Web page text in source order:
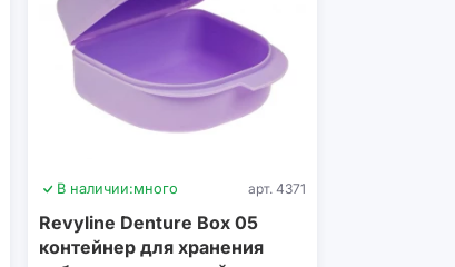
В наличии:много арт. 4371
Revyline Denture Box 05
контейнер для хранения